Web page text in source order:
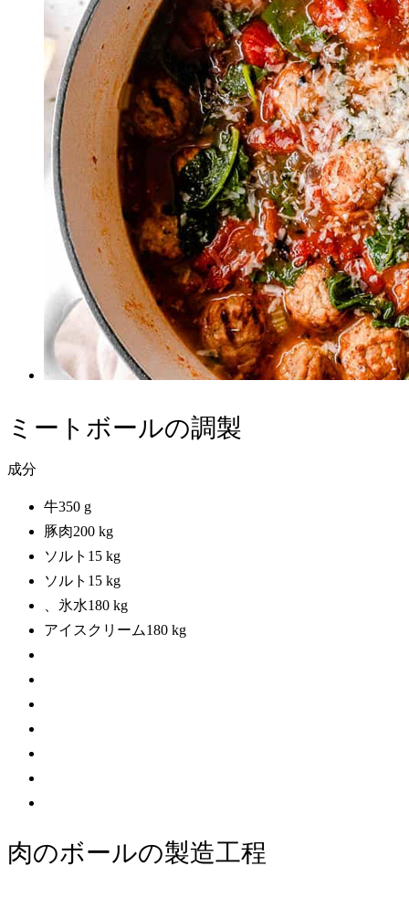
ミートボールの調製
成分
牛350 g
豚肉200 kg
ソルト15 kg
ソルト15 kg
、氷水180 kg
アイスクリーム180 kg
肉のボールの製造工程